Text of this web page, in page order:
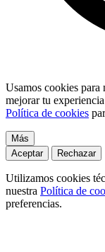
Usamos cookies
mejorar tu
Política de cookies
Más
Aceptar
Rechazar
Utilizamos cookies
nuestra Política de
preferencias.